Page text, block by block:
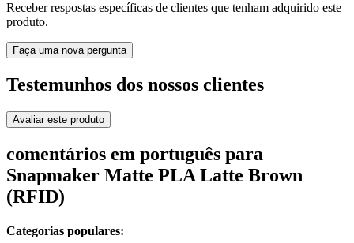
Receber respostas específicas de clientes que tenham adquirido este
produto.
Faça uma nova pergunta
Testemunhos dos nossos clientes
Avaliar este produto
comentários em português para
Snapmaker Matte PLA Latte Brown
(RFID)
Categorias populares: